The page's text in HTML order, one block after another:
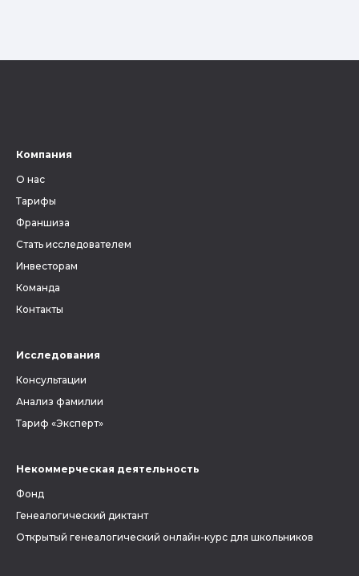
Компания
О нас
Тарифы
Франшиза
Стать исследователем
Инвесторам
Команда
Контакты
Исследования
Консультации
Анализ фамилии
Тариф «Эксперт»
Некоммерческая деятельность
Фонд
Генеалогический диктант
Открытый генеалогический онлайн-курс для школьников